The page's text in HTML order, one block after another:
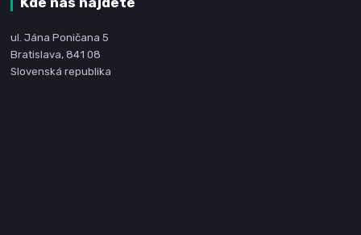
ul. Jána Poničana 5
Bratislava, 841 08
Slovenská republika